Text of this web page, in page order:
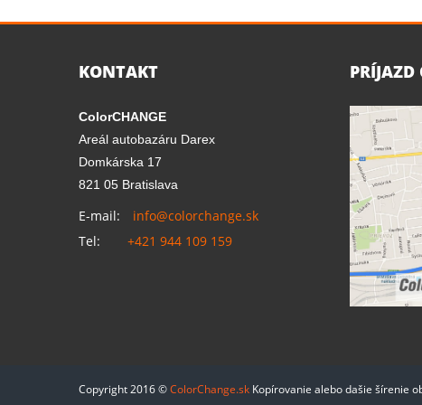
KONTAKT
ColorCHANGE
Areál autobazáru Darex
Domkárska 17
821 05 Bratislava
E-mail:
info@colorchange.sk
Tel:
+421 944 109 159
Copyright 2016 ©ColorChange.sk Kopírovanie alebo dašie šírenie